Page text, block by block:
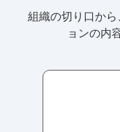
組織の切り口か
ョンの内